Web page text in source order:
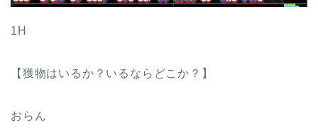
1H
【獲物はいるか？いるならどこか？】
おらん